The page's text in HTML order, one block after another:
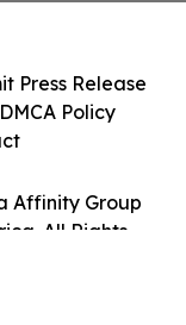
Affinity Group
All Rights
Press Release
Policy